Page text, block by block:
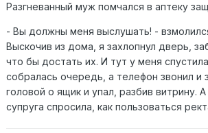
Разгневанный муж помчался в аптеку
- Вы должны меня выслушать! -
Выскочив из дома, я захлопнул дверь,
что бы достать их. И тут у меня
собралась очередь, а телефон звонил и
головой о ящик и упал, разбив витрину.
супруга спросила, как пользоваться